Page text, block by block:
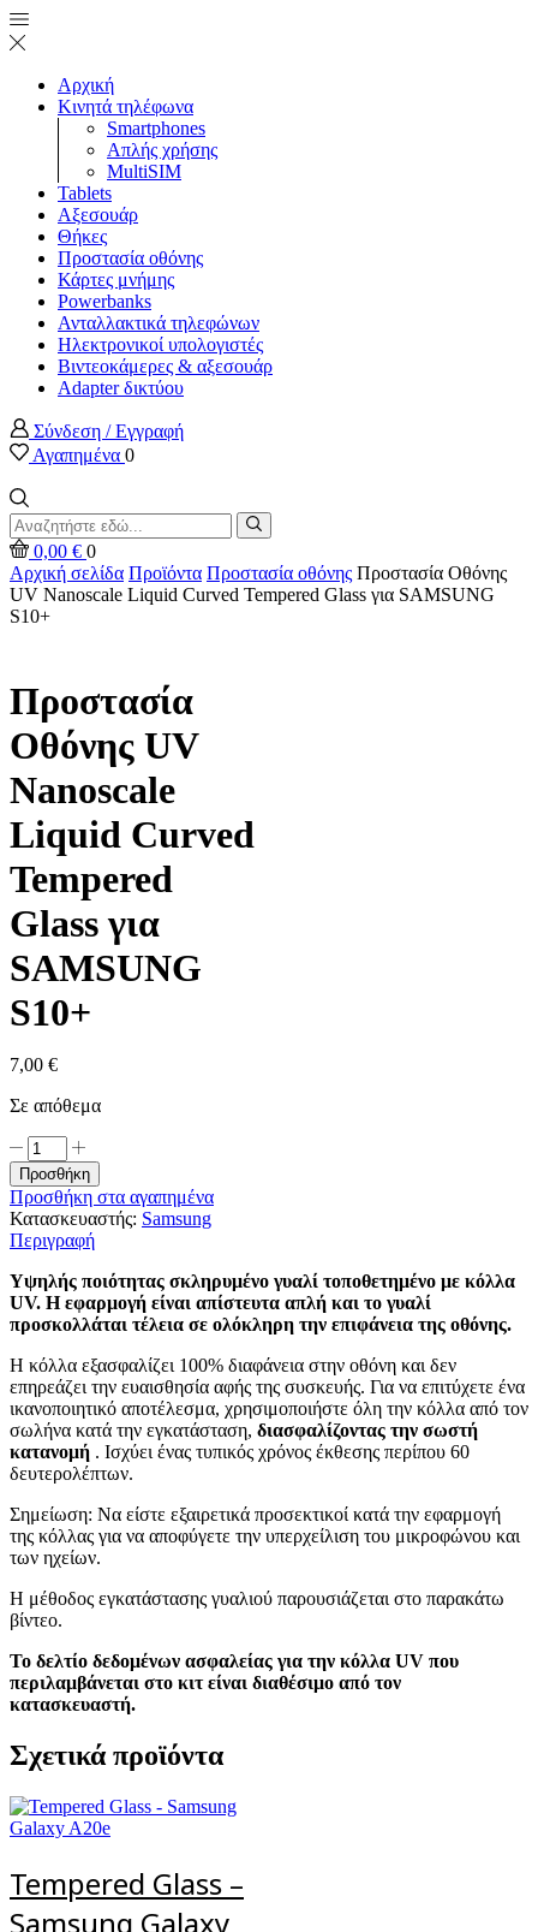
Αρχική
Κινητά τηλέφωνα
Smartphones
Απλής χρήσης
MultiSIM
Tablets
Αξεσουάρ
Θήκες
Προστασία οθόνης
Κάρτες μνήμης
Powerbanks
Ανταλλακτικά τηλεφώνων
Ηλεκτρονικοί υπολογιστές
Βιντεοκάμερες & αξεσουάρ
Adapter δικτύου
Σύνδεση / Εγγραφή
Αγαπημένα 0
Search
input
Αναζήτηση
0,00 € 0
Αρχική σελίδα Προϊόντα Προστασία οθόνης Προστασία Οθόνης
UV Nanoscale Liquid Curved Tempered Glass για SAMSUNG
S10+
Προστασία
Οθόνης UV
Nanoscale
Liquid Curved
Tempered
Glass για
SAMSUNG
S10+
7,00 €
Σε απόθεμα
Προστασία
Οθόνης
UV
Nanoscale
Liquid
Curved
Tempered
Glass
για
S10+
ποσότητα
Προσθήκη
Προσθήκη στα αγαπημένα
Κατασκευαστής: Samsung
Περιγραφή
Υψηλής ποιότητας σκληρυμένο γυαλί τοποθετημένο με κόλλα
UV. Η εφαρμογή είναι απίστευτα απλή και το γυαλί
προσκολλάται τέλεια σε ολόκληρη την επιφάνεια της οθόνης.
Η κόλλα εξασφαλίζει 100% διαφάνεια στην οθόνη και δεν
επηρεάζει την ευαισθησία αφής της συσκευής. Για να επιτύχετε ένα
ικανοποιητικό αποτέλεσμα, χρησιμοποιήστε όλη την κόλλα από τον
σωλήνα κατά την εγκατάσταση, διασφαλίζοντας την σωστή
κατανομή . Ισχύει ένας τυπικός χρόνος έκθεσης περίπου 60
δευτερολέπτων.
Σημείωση: Να είστε εξαιρετικά προσεκτικοί κατά την εφαρμογή
της κόλλας για να αποφύγετε την υπερχείλιση του μικροφώνου και
των ηχείων.
Η μέθοδος εγκατάστασης γυαλιού παρουσιάζεται στο παρακάτω
βίντεο.
Το δελτίο δεδομένων ασφαλείας για την κόλλα UV που
περιλαμβάνεται στο κιτ είναι διαθέσιμο από τον
κατασκευαστή.
Σχετικά προϊόντα
Tempered Glass –
Samsung Galaxy